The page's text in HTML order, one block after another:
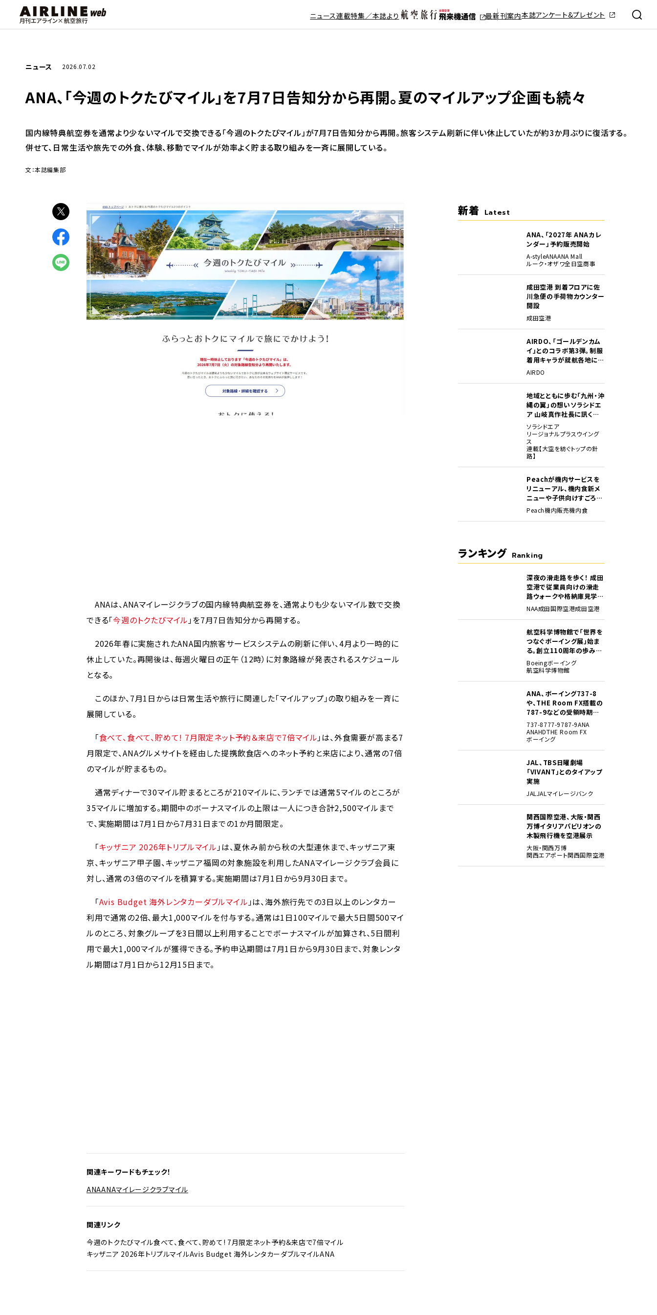
ニュース連載特集／本誌より 最新刊案内本誌アンケート&プレゼント
ニュース 2026.07.02
ANA、「今週のトクたびマイル」を7月7日告知分から再開。夏のマイルアップ企画も続々
国内線特典航空券を通常より少ないマイルで交換できる「今週のトクたびマイル」が7月7日告知分から再開。旅客システム刷新に伴い休止していたが約3か月ぶりに復活する。
併せて、日常生活や旅先での外食、体験、移動でマイルが効率よく貯まる取り組みを一斉に展開している。
文：本誌編集部
ANAは、ANAマイレージクラブの国内線特典航空券を、通常よりも少ないマイル数で交換
できる「今週のトクたびマイル 」を7月7日告知分から再開する。
2026年春に実施されたANA国内旅客サービスシステムの刷新に伴い、4月より一時的に
休止していた。再開後は、毎週火曜日の正午（12時）に対象路線が発表されるスケジュール
となる。
このほか、7月1日からは日常生活や旅行に関連した「マイルアップ」の取り組みを一斉に
展開している。
「食べて、食べて、貯めて! 7月限定ネット予約＆来店で7倍マイル 」は、外食需要が高まる7
月限定で、ANAグルメサイトを経由した提携飲食店へのネット予約と来店により、通常の7倍
のマイルが貯まるもの。
通常ディナーで30マイル貯まるところが210マイルに、ランチでは通常5マイルのところが
35マイルに増加する。期間中のボーナスマイルの上限は一人につき合計2,500マイルまで
で、実施期間は7月1日から7月31日までの1か月間限定。
「キッザニア 2026年トリプルマイル 」は、夏休み前から秋の大型連休まで、キッザニア東
京、キッザニア甲子園、キッザニア福岡の対象施設を利用したANAマイレージクラブ会員に
対し、通常の3倍のマイルを積算する。実施期間は7月1日から9月30日まで。
「Avis Budget 海外レンタカーダブルマイル 」は、海外旅行先での3日以上のレンタカー
利用で通常の2倍、最大1,000マイルを付与する。通常は1日100マイルで最大5日間500マイ
ルのところ、対象グループを3日間以上利用することでボーナスマイルが加算され、5日間利
用で最大1,000マイルが獲得できる。予約申込期間は7月1日から9月30日まで、対象レンタ
ル期間は7月1日から12月15日まで。
関連キーワードもチェック！
ANAANAマイレージクラブマイル
関連リンク
今週のトクたびマイル食べて、食べて、貯めて! 7月限定ネット予約＆来店で7倍マイル
キッザニア 2026年トリプルマイルAvis Budget 海外レンタカーダブルマイルANA
新着 Latest
ANA、「2027年 ANAカレ
ンダー」予約販売開始
A-styleANAANA Mall
ルーク・オザワ全日空商事
成田空港 到着フロアに佐
川急便の手荷物カウンター
開設
成田空港
AIRDO、「ゴールデンカム
イ」とのコラボ第3弾。制服
着用キャラが就航各地に登
場
AIRDO
地域とともに歩む「九州・沖
縄の翼」の想い――ソラシドエ
ア 山岐真作社長に訊く就
任1年の手応え
ソラシドエア
リージョナルプラスウイング
ス
連載【大空を紡ぐトップの針
路】
Peachが機内サービスを
リニューアル、機内食新メ
ニューや子供向けすごろく
など
Peach機内販売機内食
ランキング Ranking
深夜の滑走路を歩く！ 成田
空港で従業員向けの滑走
路ウォークや格納庫見学イ
ベントを初開催
NAA成田国際空港成田空港
航空科学博物館で「世界を
つなぐボーイング展」始ま
る。創立110周年の歩みを
貴重な資料でたどる
Boeingボーイング
航空科学博物館
ANA、ボーイング737-8
や、THE Room FX搭載の
787-9などの受領時期見
込みを明らかに
737-8777-9787-9ANA
ANAHDTHE Room FX
ボーイング
JAL、TBS日曜劇場
「VIVANT」とのタイアップ
実施
JAL JALマイレージバンク
関西国際空港、大阪・関西
万博イタリアパビリオンの
木製飛行機を空港展示
大阪・関西万博
関西エアポート関西国際空港